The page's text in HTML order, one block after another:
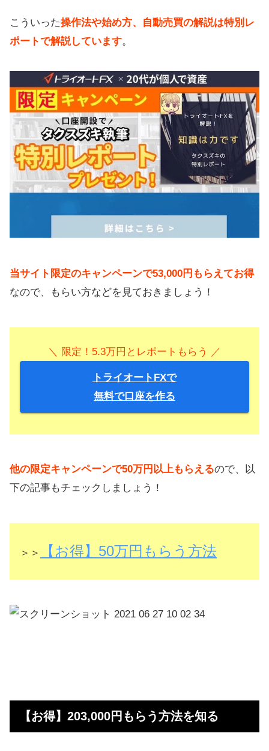
こういった操作法や始め方、自動売買の解説は特別レ
ポートで解説しています。
当サイト限定のキャンペーンで53,000円もらえてお得
なので、もらい方などを見ておきましょう！
＼ 限定！5.3万円とレポートもらう ／
トライオートFXで
無料で口座を作る
他の限定キャンペーンで50万円以上もらえるので、以
下の記事もチェックしましょう！
＞＞ 【お得】50万円もらう方法
【お得】203,000円もらう方法を知る